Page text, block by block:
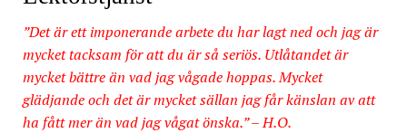
”Det är ett imponerande arbete du har lagt ned och jag är
mycket tacksam för att du är så seriös. Utlåtandet är
mycket bättre än vad jag vågade hoppas. Mycket
glädjande och det är mycket sällan jag får känslan av att
ha fått mer än vad jag vågat önska.” – H.O.